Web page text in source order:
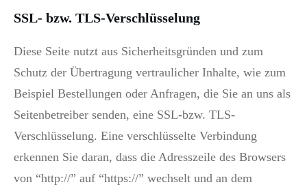
SSL- bzw. TLS-Verschlüsselung
Diese Seite nutzt aus Sicherheitsgründen und zum
Schutz der Übertragung vertraulicher Inhalte, wie zum
Beispiel Bestellungen oder Anfragen, die Sie an uns als
Seitenbetreiber senden, eine SSL-bzw. TLS-
Verschlüsselung. Eine verschlüsselte Verbindung
erkennen Sie daran, dass die Adresszeile des Browsers
von “http://” auf “https://” wechselt und an dem